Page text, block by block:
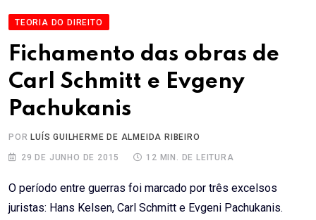
TEORIA DO DIREITO
Fichamento das obras de
Carl Schmitt e Evgeny
Pachukanis
POR LUÍS GUILHERME DE ALMEIDA RIBEIRO
29 DE JUNHO DE 2015 12 MIN. DE LEITURA
O período entre guerras foi marcado por três excelsos
juristas: Hans Kelsen, Carl Schmitt e Evgeni Pachukanis.